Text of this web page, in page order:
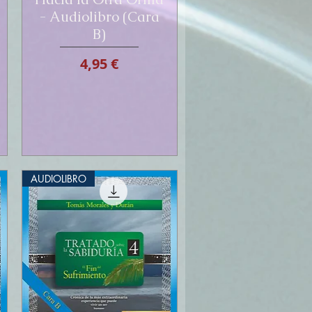
- Audiolibro (Cara
B)
Prix
4,95 €
AUDIOLIBRO